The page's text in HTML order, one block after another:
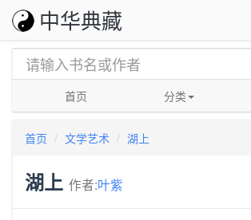
中华典藏
首页 分类
首页 文学艺术 湖上
湖上 作者:叶紫